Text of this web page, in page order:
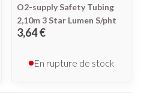
O2-supply Safety Tubing
2,10m 3 Star Lumen S/pht
3,64 €
En rupture de stock